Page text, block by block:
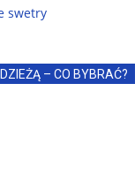
swetry
– CO BYBRAĆ?